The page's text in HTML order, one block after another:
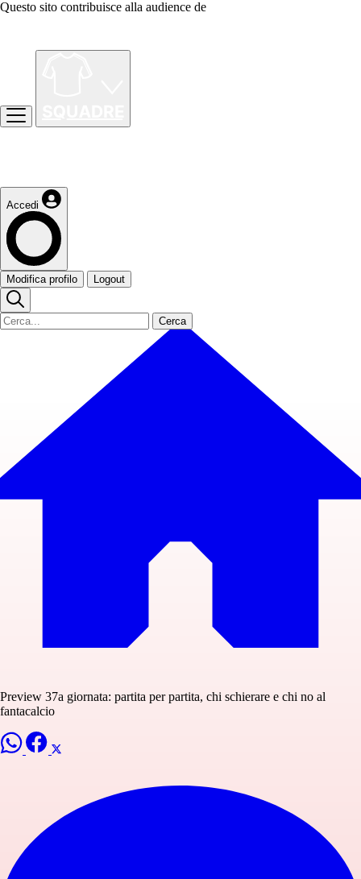
Questo sito contribuisce alla audience de
Accedi
Modifica profilo Logout
Cerca
Preview 37a giornata: partita per partita, chi schierare e chi no al
fantacalcio